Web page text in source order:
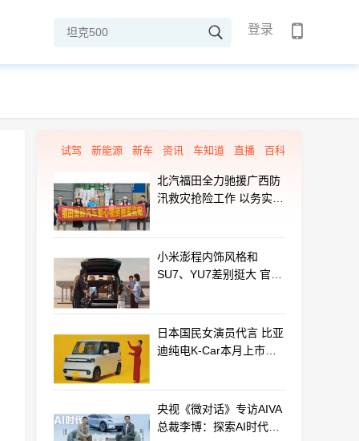
登录
试驾 新能源 新车 资讯 车知道 直播 百科
北汽福田全力驰援广西防
汛救灾抢险工作 以务实行
小米澎程内饰风格和
SU7、YU7差别挺大 官方
日本国民女演员代言 比亚
迪纯电K-Car本月上市：
央视《微对话》专访AIVA
总裁李博：探索AI时代汽